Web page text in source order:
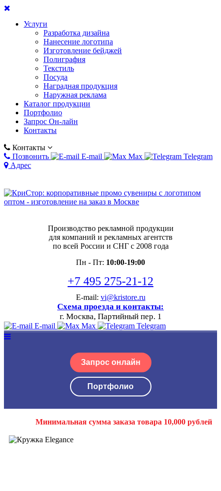
Услуги
Разработка дизайна
Нанесение логотипа
Изготовление бейджей
Полиграфия
Текстиль
Посуда
Наградная продукция
Наружная реклама
Каталог продукции
Портфолио
Запрос Он-лайн
Контакты
Контакты
Позвонить
E-mail Max
Telegram
Адрес
Производство рекламной продукции
для компаний и рекламных агентств
по всей России и СНГ с 2008 года
Пн - Пт: 10:00-19:00
+7 495 275-21-12
E-mail: vi@kristore.ru
Схема проезда и контакты:
г. Москва, Партийный пер. 1
E-mail Max Telegram
Запрос онлайн
Портфолио
Минимальная сумма заказа товара 10,000 рублей